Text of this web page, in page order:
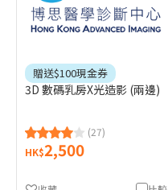
贈送$100現金券
3D 數碼乳房X光造影 (兩邊)
(27)
HK$2,500